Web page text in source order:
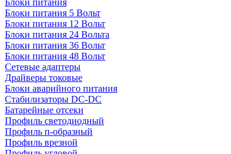
Блоки питания
Блоки питания 5 Вольт
Блоки питания 12 Вольт
Блоки питания 24 Вольта
Блоки питания 36 Вольт
Блоки питания 48 Вольт
Сетевые адаптеры
Драйверы токовые
Блоки аварийного питания
Стабилизаторы DC-DC
Батарейные отсеки
Профиль светодиодный
Профиль п-образный
Профиль врезной